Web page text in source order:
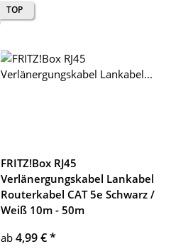
TOP
FRITZ!Box RJ45
Verlänergungskabel Lankabel
Routerkabel CAT 5e Schwarz /
Weiß 10m - 50m
ab 4,99 €*